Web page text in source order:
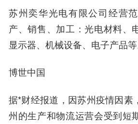
苏州奕华光电有限公司经营
产、销售、加工：光电材料、
显示器、机械设备、电子产品等
博世中国
据*财经报道，因苏州疫情因素
州的生产和物流运营会受到短